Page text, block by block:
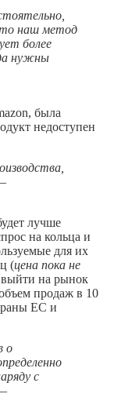
наш метод
более
нужны
была
недоступен
лучше
на кольца и
для их
(цена пока не
на рынок
продаж в 10
ЕС и
о
с